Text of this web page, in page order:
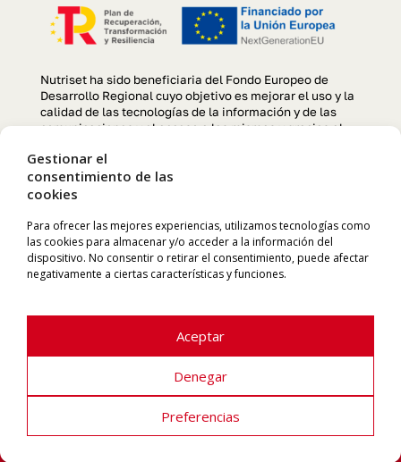
Gestionar el
consentimiento de las
cookies
Para ofrecer las mejores experiencias, utilizamos tecnologías como
las cookies para almacenar y/o acceder a la información del
dispositivo. No consentir o retirar el consentimiento, puede afectar
negativamente a ciertas características y funciones.
Aceptar
Denegar
Preferencias
Nutriset ha sido beneficiaria del Fondo Europeo de
Desarrollo Regional cuyo objetivo es mejorar el uso y la
calidad de las tecnologías de la información y de las
comunicaciones y el acceso a las mismas y gracias al
optimización de la página web, para la mejora de
competitividad y productividad de la empresa durante el
año 2022. Para ello ha contado con el apoyo del
Manresa. «Una manera de hacer Europa»
NUTRISET S.L. | Pol. Ind. El Cortés | 08262 Callús (Barcelona)